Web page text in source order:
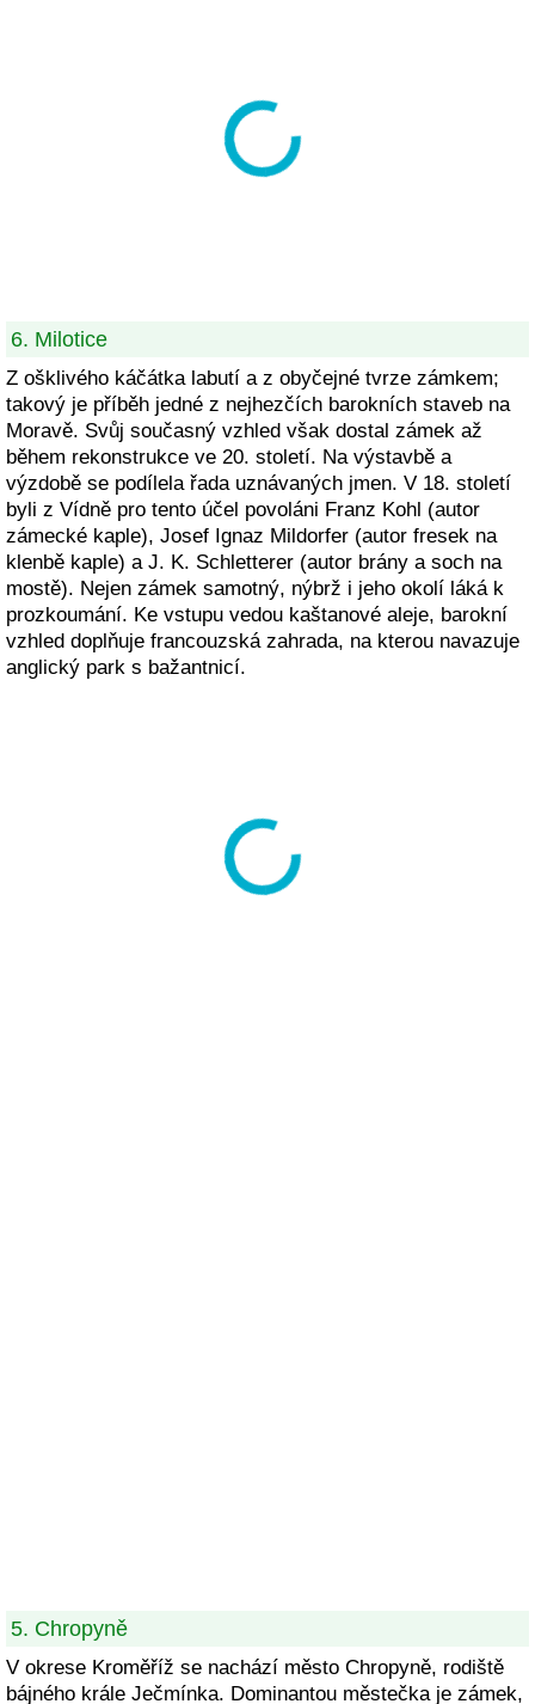
6. Milotice
Z ošklivého káčátka labutí a z obyčejné tvrze zámkem;
takový je příběh jedné z nejhezčích barokních staveb na
Moravě. Svůj současný vzhled však dostal zámek až
během rekonstrukce ve 20. století. Na výstavbě a
výzdobě se podílela řada uznávaných jmen. V 18. století
byli z Vídně pro tento účel povoláni Franz Kohl (autor
zámecké kaple), Josef Ignaz Mildorfer (autor fresek na
klenbě kaple) a J. K. Schletterer (autor brány a soch na
mostě). Nejen zámek samotný, nýbrž i jeho okolí láká k
prozkoumání. Ke vstupu vedou kaštanové aleje, barokní
vzhled doplňuje francouzská zahrada, na kterou navazuje
anglický park s bažantnicí.
5. Chropyně
V okrese Kroměříž se nachází město Chropyně, rodiště
bájného krále Ječmínka. Dominantou městečka je zámek,